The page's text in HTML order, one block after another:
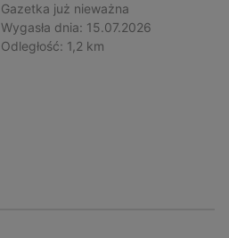
Gazetka już nieważna
Wygasła dnia: 15.07.2026
Odległość: 1,2 km